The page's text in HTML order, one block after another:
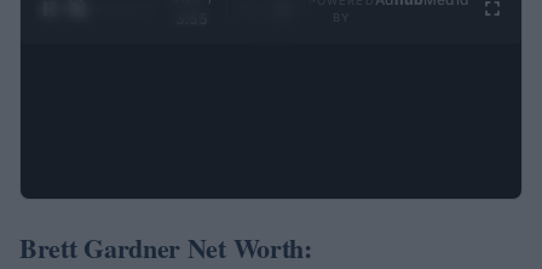
Brett Gardner Net Worth: